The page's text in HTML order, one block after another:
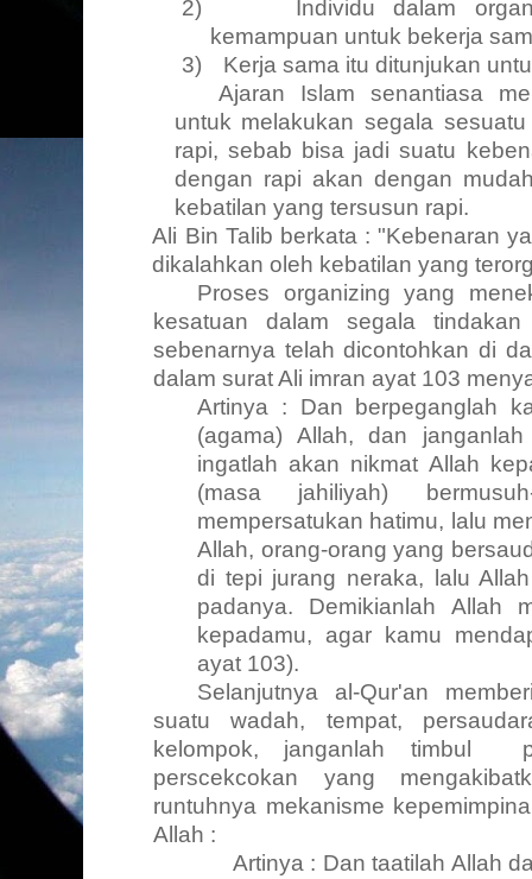
2)
Individu dalam
kemampuan untuk bekerja
3)
Kerja sama itu ditunjukan
Ajaran Islam senantiasa
untuk melakukan segala
rapi, sebab bisa jadi suatu
dengan rapi akan dengan
kebatilan yang tersusun rapi.
Ali Bin Talib berkata : "Kebenaran
dikalahkan oleh kebatilan yang
Proses organizing yang
kesatuan dalam segala
sebenarnya telah dicontohkan di
dalam surat Ali imran ayat 103
Artinya : Dan berpeganglah
(agama) Allah, dan
ingatlah akan nikmat Allah
(masa jahiliyah)
mempersatukan hatimu, lalu
Allah, orang-orang yang
di tepi jurang neraka, lalu
padanya. Demikianlah Allah
kepadamu, agar kamu
ayat 103).
Selanjutnya al-Qur'an
suatu wadah, tempat,
kelompok, janganlah timbul
perscekcokan yang
runtuhnya mekanisme
Allah :
Artinya : Dan taatilah Allah